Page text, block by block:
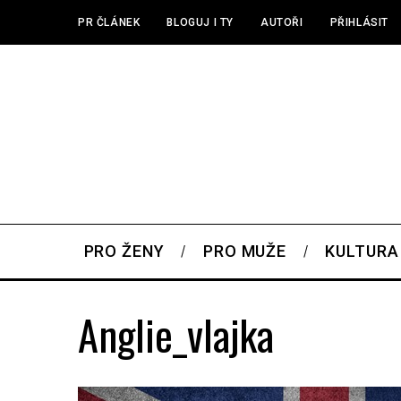
PR ČLÁNEK BLOGUJ I TY AUTOŘI PŘIHLÁSIT
PRO ŽENY PRO MUŽE KULTURA
Anglie_vlajka